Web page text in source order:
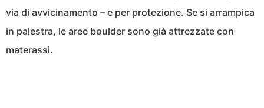
via di avvicinamento – e per protezione. Se si arrampica
in palestra, le aree boulder sono già attrezzate con
materassi.